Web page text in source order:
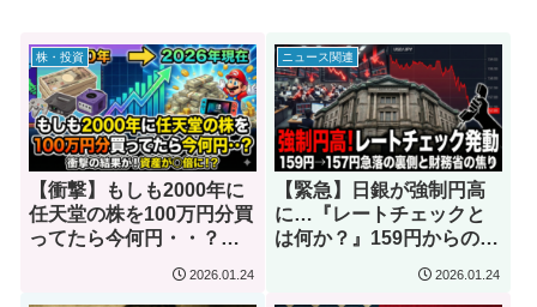
株・投資
【衝撃】もしも2000年に
任天堂の株を100万円分買
ってたら今何円・・？億
り人にはなれたのか徹底
2026.01.24
ニュース関連
【緊急】日銀が強制円高
に…『レートチェックと
は何か？』159円からの急
落劇と財務省の焦り
2026.01.24